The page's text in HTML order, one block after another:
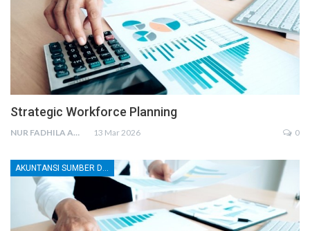
Strategic Workforce Planning
NUR FADHILA AMRI, SE., AK., M.SI 13 Mar 2026 0
AKUNTANSI SUMBER DAYA MANUSIA (SDM)